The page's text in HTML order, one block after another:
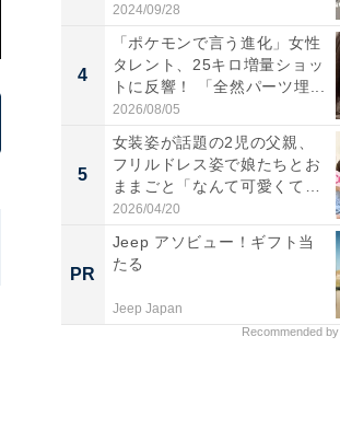
2024/09/28
4
「ポケモンで言う進化」女性
タレント、25キロ増量ショッ
トに反響！ 「全然パーツ埋...
2026/08/05
5
女装姿が話題の2児の父親、
フリルドレス姿で娘たちとお
ままごと「なんて可愛くて平
和...
2026/04/20
PR
Jeep アソビュー！ギフト当
たる
Jeep Japan
Recommended by